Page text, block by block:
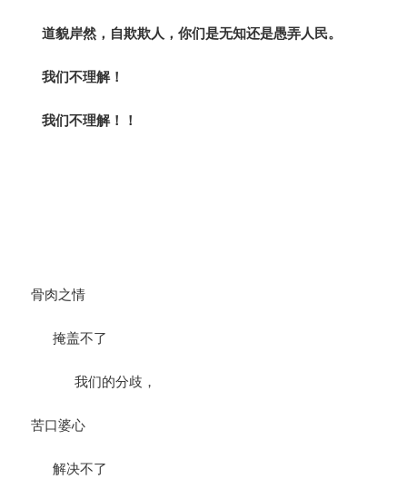
道貌岸然，自欺欺人，你们是无知还是愚弄人民。
我们不理解！
我们不理解！！
骨肉之情
掩盖不了
我们的分歧，
苦口婆心
解决不了